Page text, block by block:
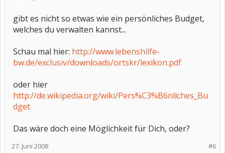
gibt es nicht so etwas wie ein persönliches Budget,
welches du verwalten kannst...
Schau mal hier: http://www.lebenshilfe-
bw.de/exclusiv/downloads/ortskr/lexikon.pdf
oder hier
http://de.wikipedia.org/wiki/Pers%C3%B6nliches_Bu
dget
Das wäre doch eine Möglichkeit für Dich, oder?
#6
27. Juni 2008